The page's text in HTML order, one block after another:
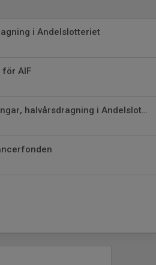
i Andelslotteriet
för AIF
Vinn semesterpengar, halvårsdragning i Andelslotteriet!